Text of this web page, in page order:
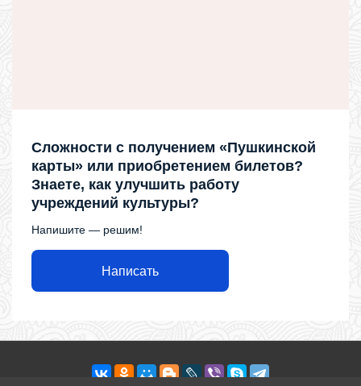
Сложности с получением «Пушкинской
карты» или приобретением билетов?
Знаете, как улучшить работу
учреждений культуры?
Напишите — решим!
Написать